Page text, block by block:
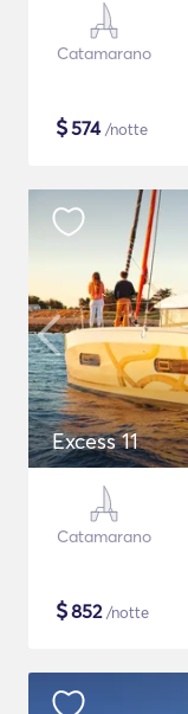
Catamarano
$574/notte
Excess 11
Catamarano
$852/notte